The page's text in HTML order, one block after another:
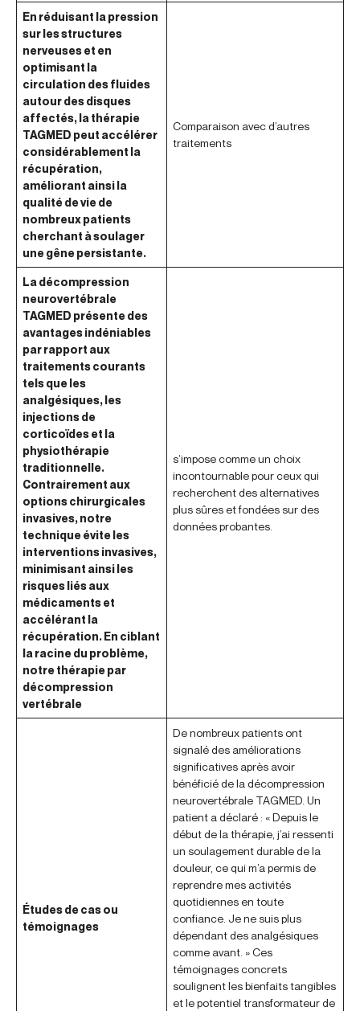
En réduisant la pression
sur les structures
nerveuses et en
optimisant la
circulation des fluides
autour des disques
affectés, la thérapie
TAGMED peut accélérer
considérablement la
récupération,
améliorant ainsi la
qualité de vie de
nombreux patients
cherchant à soulager
une gêne persistante.
Comparaison avec d’autres
traitements
La décompression
neurovertébrale
TAGMED présente des
avantages indéniables
par rapport aux
traitements courants
tels que les
analgésiques, les
injections de
corticoïdes et la
physiothérapie
traditionnelle.
Contrairement aux
options chirurgicales
invasives, notre
technique évite les
interventions invasives,
minimisant ainsi les
risques liés aux
médicaments et
accélérant la
récupération. En ciblant
la racine du problème,
notre thérapie par
décompression
vertébrale
s’impose comme un choix
incontournable pour ceux qui
recherchent des alternatives
plus sûres et fondées sur des
données probantes.
Études de cas ou
témoignages
De nombreux patients ont
signalé des améliorations
significatives après avoir
bénéficié de la décompression
neurovertébrale TAGMED. Un
patient a déclaré : « Depuis le
début de la thérapie, j’ai ressenti
un soulagement durable de la
douleur, ce qui m’a permis de
reprendre mes activités
quotidiennes en toute
confiance. Je ne suis plus
dépendant des analgésiques
comme avant. » Ces
témoignages concrets
soulignent les bienfaits tangibles
et le potentiel transformateur de